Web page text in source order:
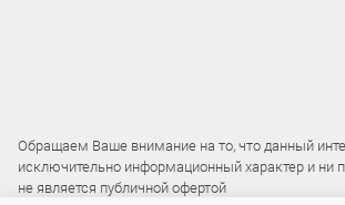
Обращаем Ваше внимание на то, что данный
исключительно информационный характер и ни
не является публичной офертой